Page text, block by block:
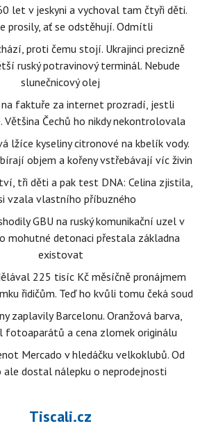
let v jeskyni a vychoval tam čtyři děti.
prosily, ať se odstěhují. Odmítli
proti čemu stojí. Ukrajinci precizně
ruský potravinový terminál. Nebude
slunečnicový olej
faktuře za internet prozradí, jestli
Většina Čechů ho nikdy nekontrolovala
lžíce kyseliny citronové na kbelík vody.
objem a kořeny vstřebávají víc živin
tři děti a pak test DNA: Celina zjistila,
vzala vlastního příbuzného
GBU na ruský komunikační uzel v
mohutné detonaci přestala základna
existovat
225 tisíc Kč měsíčně pronájmem
řidičům. Teď ho kvůli tomu čeká soud
zaplavily Barcelonu. Oranžová barva,
fotoaparátů a cena zlomek originálu
Mercado v hledáčku velkoklubů. Od
ale dostal nálepku o neprodejnosti
Tiscali.cz